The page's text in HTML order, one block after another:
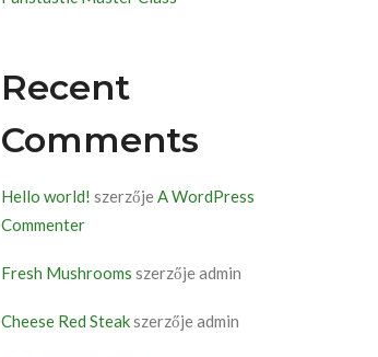
Recent
Comments
Hello world! szerzője A WordPress
Commenter
Fresh Mushrooms szerzőjeadmin
Cheese Red Steakszerzőjeadmin